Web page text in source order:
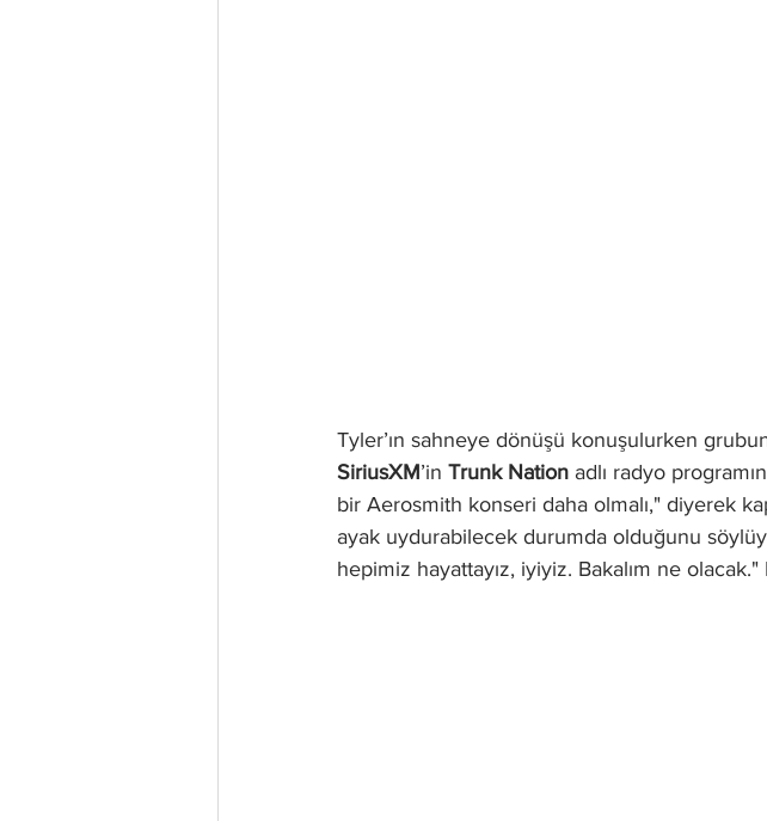
Tyler’ın sahneye dönüşü konuşulurken
SiriusXM’in Trunk Nation adlı radyo
bir Aerosmith konseri daha olmalı," diyerek
ayak uydurabilecek durumda olduğunu
hepimiz hayattayız, iyiyiz. Bakalım ne olacak."